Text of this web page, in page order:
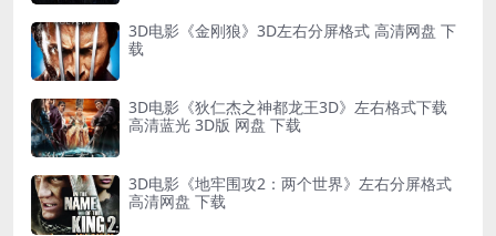
3D电影《金刚狼》3D左右分屏格式 高清网盘 下
载
3D电影《狄仁杰之神都龙王3D》左右格式下载
高清蓝光 3D版 网盘 下载
3D电影《地牢围攻2：两个世界》左右分屏格式
高清网盘 下载